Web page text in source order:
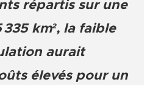
répartis sur une
km², la faible
aurait
élevés pour un